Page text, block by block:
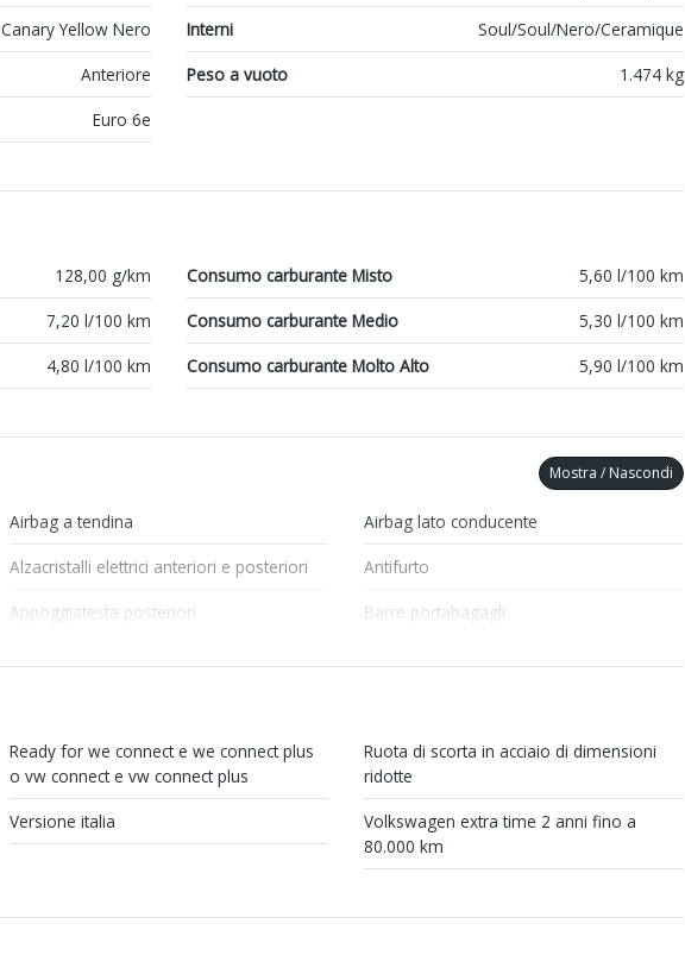
Canary Yellow Nero Interni
Soul/Soul/Nero/Ceramique
Anteriore Peso a vuoto
1.474 kg
Euro 6e
128,00 g/km Consumo carburante Misto
5,60 l/100 km
7,20 l/100 km Consumo carburante Medio
5,30 l/100 km
4,80 l/100 km Consumo carburante Molto Alto 5,90 l/100 km
Mostra / Nascondi
Airbag a tendina
Airbag lato conducente
Alzacristalli elettrici anteriori e posteriori
Antifurto
Appoggiatesta posteriori
Barre portabagagli
Fari a led
Fari con accensione automatica
Freni a disco Freno di stazionamento elettrico
Interni in tessuto
Ready for we connect e we connect plus
o vw connect e vw connect plus
Ruota di scorta in acciaio di dimensioni
ridotte
Versione italia
Volkswagen extra time 2 anni fino a
80.000 km